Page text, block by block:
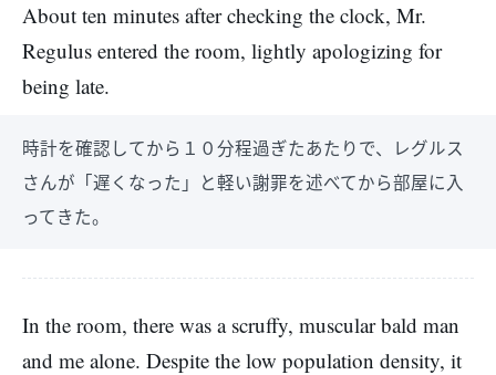
About ten minutes after checking the clock, Mr.
Regulus entered the room, lightly apologizing for
being late.
時計を確認してから１０分程過ぎたあたりで、レグルス
さんが「遅くなった」と軽い謝罪を述べてから部屋に入
ってきた。
In the room, there was a scruffy, muscular bald man
and me alone. Despite the low population density, it